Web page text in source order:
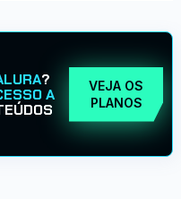
?
A
VEJA OS
PLANOS